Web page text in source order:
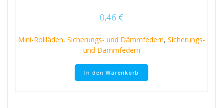
0,46 €
Mini-Rollläden, Sicherungs- und Dämmfedern, Sicherungs-
und Dämmfedern
In den Warenkorb